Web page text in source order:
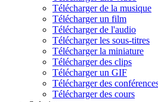
Télécharger de la musique
Télécharger un film
Télécharger de l'audio
Télécharger les sous-titres
Télécharger la miniature
Télécharger des clips
Télécharger un GIF
Télécharger des
Télécharger des cours